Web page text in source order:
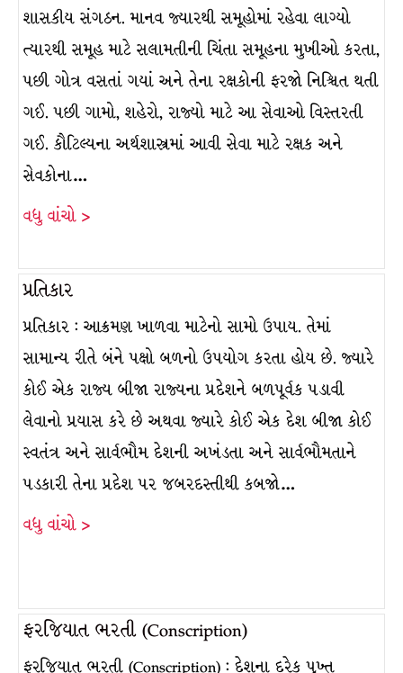
શાસકીય સંગઠન. માનવ જ્યારથી સમૂહોમાં રહેવા લાગ્યો
ત્યારથી સમૂહ માટે સલામતીની ચિંતા સમૂહના મુખીઓ કરતા,
પછી ગોત્ર વસતાં ગયાં અને તેના રક્ષકોની ફરજો નિશ્ર્ચિત થતી
ગઈ. પછી ગામો, શહેરો, રાજ્યો માટે આ સેવાઓ વિસ્તરતી
ગઈ. કૌટિલ્યના અર્થશાસ્ત્રમાં આવી સેવા માટે રક્ષક અને
સેવકોના…
વધુ વાંચો >
પ્રતિકાર
પ્રતિકાર : આક્રમણ ખાળવા માટેનો સામો ઉપાય. તેમાં
સામાન્ય રીતે બંને પક્ષો બળનો ઉપયોગ કરતા હોય છે. જ્યારે
કોઈ એક રાજ્ય બીજા રાજ્યના પ્રદેશને બળપૂર્વક પડાવી
લેવાનો પ્રયાસ કરે છે અથવા જ્યારે કોઈ એક દેશ બીજા કોઈ
સ્વતંત્ર અને સાર્વભૌમ દેશની અખંડતા અને સાર્વભૌમતાને
પડકારી તેના પ્રદેશ પર જબરદસ્તીથી કબજો…
વધુ વાંચો >
ફરજિયાત ભરતી (Conscription)
ફરજિયાત ભરતી (Conscription) : દેશના દરેક પુખ્ત